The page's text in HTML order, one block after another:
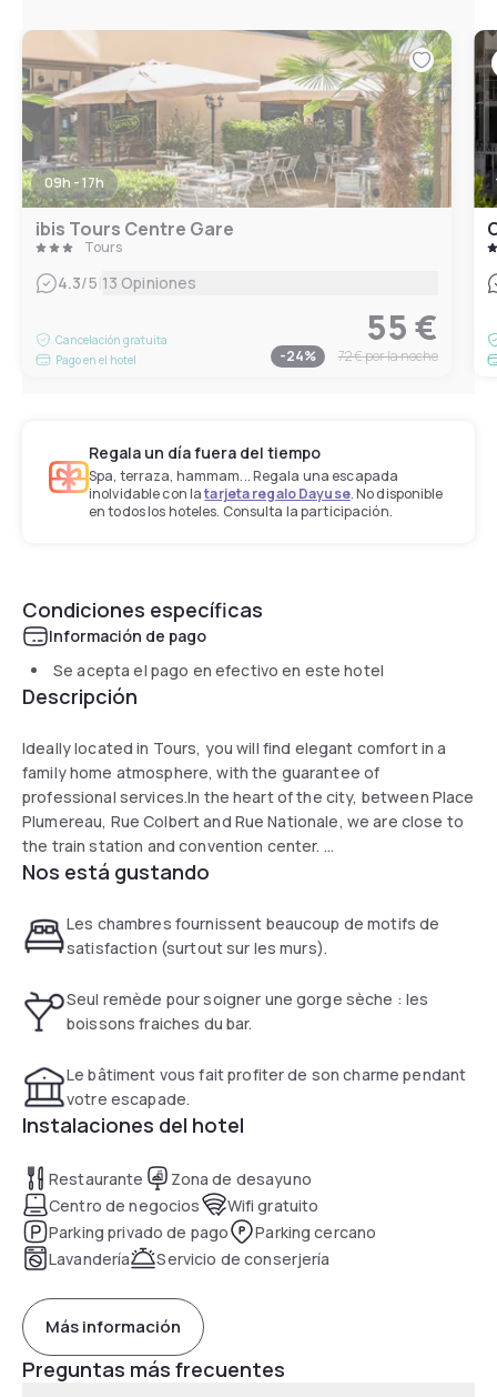
09h - 17h
ibis Tours Centre Gare
Tours
4.3/5 13 Opiniones
Cancelación gratuita
Pago en el hotel
55 €
-24% 72 €por la noche
Regala un día fuera del tiempo
Spa, terraza, hammam... Regala una escapada
inolvidable con latarjeta regalo Dayuse. No disponible
en todos los hoteles. Consulta la participación.
Condiciones específicas
Información de pago
Se acepta el pago en efectivo en este hotel
Descripción
Ideally located in Tours, you will find elegant comfort in a
family home atmosphere, with the guarantee of
professional services.In the heart of the city, between Place
Plumereau, Rue Colbert and Rue Nationale, we are close to
the train station and convention center.
to 9:00PM
Nos está gustando
Les chambres fournissent beaucoup de motifs de
satisfaction (surtout sur les murs).
Seul remède pour soigner une gorge sèche : les
boissons fraiches du bar.
Le bâtiment vous fait profiter de son charme pendant
votre escapade.
Instalaciones del hotel
Restaurante
Zona de desayuno
Centro de negocios
Wifi gratuito
Parking privado de pago
Parking cercano
Lavandería
Servicio de conserjería
Más información
Preguntas más frecuentes